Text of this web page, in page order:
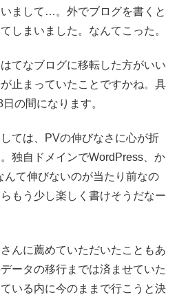
まして…。外でブログを書くと
しまいました。なんてこった。
てなブログに移転した方がいい
止まっていたことですかね。具
の間になります。
ては、PVの伸びなさに心が折
独自ドメインでWordPress、か
て伸びないのが当たり前なの
もう少し楽しく書けそうだなー
んに薦めていただいたこともあ
ータの移行までは済ませていた
いる内に今のままで行こうと決